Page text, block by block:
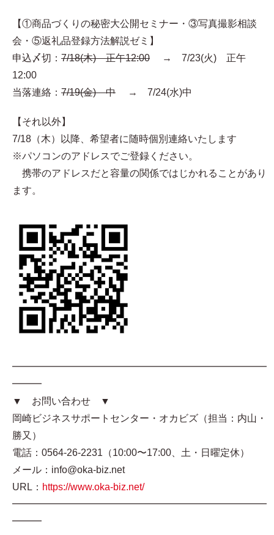
【①商品づくりの秘密大公開セミナー・③写真撮影相談
会・⑤返礼品登録方法解説ゼミ】
申込〆切： 7/18(木) 正午12:00 → 7/23(火) 正午
12:00
当落連絡： 7/19(金) 中 → 7/24(水)中
【それ以外】
7/18（木）以降、希望者に随時個別連絡いたします
※パソコンのアドレスでご登録ください。
携帯のアドレスだと容量の関係ではじかれることがあり
ます。
━━━━━━━━━━━━━━━━━━━━━━━━━━
━━━
▼ お問い合わせ ▼
岡崎ビジネスサポートセンター・オカビズ（担当：内山・
勝又）
電話：0564-26-2231（10:00〜17:00、土・日曜定休）
メール：info@oka-biz.net
URL： https://www.oka-biz.net/
━━━━━━━━━━━━━━━━━━━━━━━━━━
━━━